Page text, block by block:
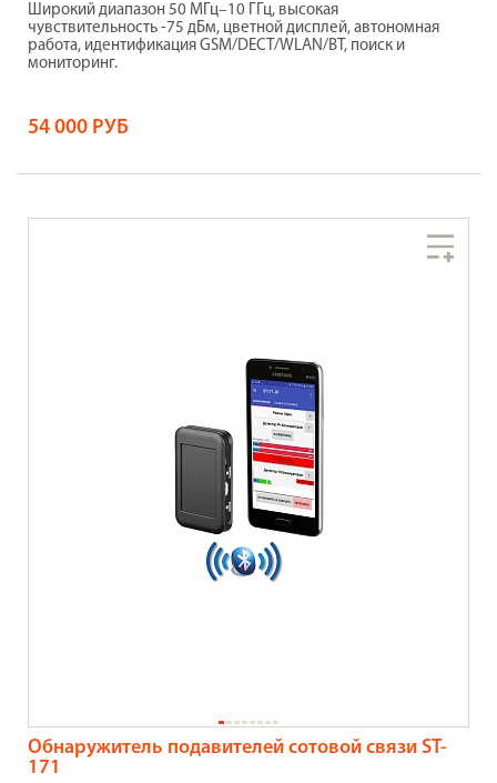
Широкий диапазон 50 МГц–10 ГГц, высокая
чувствительность -75 дБм, цветной дисплей, автономная
работа, идентификация GSM/DECT/WLAN/BT, поиск и
мониторинг.
54 000 РУБ
Обнаружитель подавителей сотовой связи ST-
171